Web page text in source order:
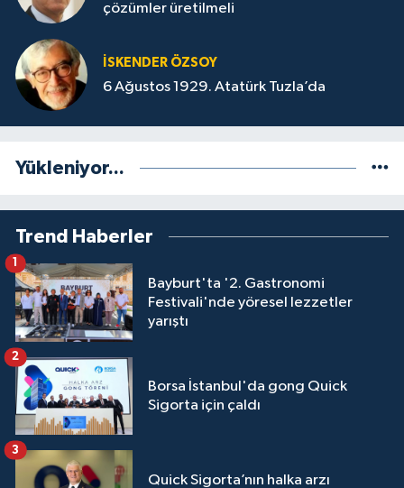
çözümler üretilmeli
İSKENDER ÖZSOY
6 Ağustos 1929. Atatürk Tuzla’da
Yükleniyor...
Trend Haberler
Bayburt'ta '2. Gastronomi
Festivali'nde yöresel lezzetler
yarıştı
1
Borsa İstanbul'da gong Quick
Sigorta için çaldı
2
Quick Sigorta’nın halka arzı
3